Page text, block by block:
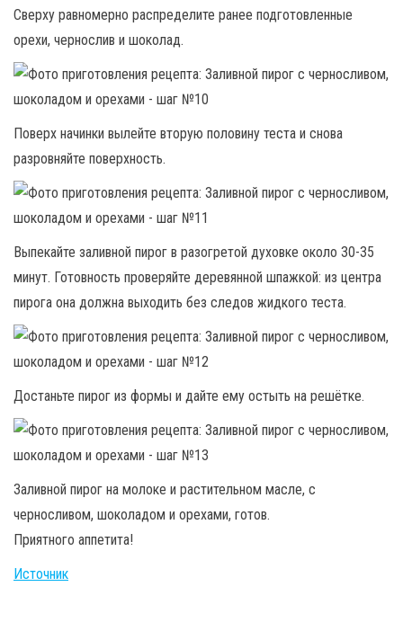
Сверху равномерно распределите ранее подготовленные
орехи, чернослив и шоколад.
Поверх начинки вылейте вторую половину теста и снова
разровняйте поверхность.
Выпекайте заливной пирог в разогретой духовке около 30-35
минут. Готовность проверяйте деревянной шпажкой: из центра
пирога она должна выходить без следов жидкого теста.
Достаньте пирог из формы и дайте ему остыть на решётке.
Заливной пирог на молоке и растительном масле, с
черносливом, шоколадом и орехами, готов.
Приятного аппетита!
Источник